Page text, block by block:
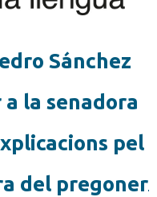
Sánchez
la senadora
pel
del pregoner